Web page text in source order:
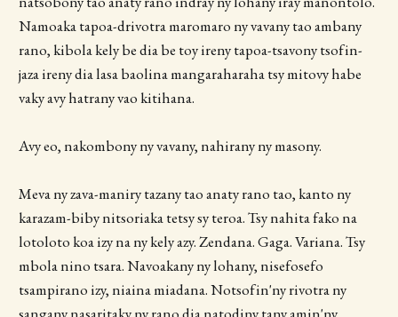
Namoaka tapoa-drivotra maromaro ny vavany tao ambany
rano, kibola kely be dia be toy ireny tapoa-tsavony tsofin-
jaza ireny dia lasa baolina mangaraharaha tsy mitovy habe
vaky avy hatrany vao kitihana.
Avy eo, nakombony ny vavany, nahirany ny masony.
Meva ny zava-maniry tazany tao anaty rano tao, kanto ny
karazam-biby nitsoriaka tetsy sy teroa. Tsy nahita fako na
lotoloto koa izy na ny kely azy. Zendana. Gaga. Variana. Tsy
mbola nino tsara. Navoakany ny lohany, nisefosefo
tsampirano izy, niaina miadana. Notsofin'ny rivotra ny